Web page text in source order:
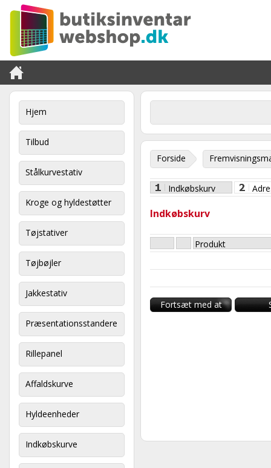
Hjem
Tilbud
Stålkurvestativ
Kroge og hyldestøtter
Tøjstativer
Tøjbøjler
Jakkestativ
Præsentationsstandere
Rillepanel
Affaldskurve
Hyldeenheder
Indkøbskurve
Forside
Indkøbskurv
Indkøbskurv
Produkt
Fortsæt med at
handle